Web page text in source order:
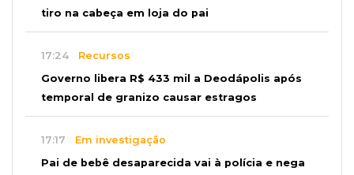
tiro na cabeça em loja do pai
17:24 Recursos
Governo libera R$ 433 mil a Deodápolis após
temporal de granizo causar estragos
17:17 Em investigação
Pai de bebê desaparecida vai à polícia e nega